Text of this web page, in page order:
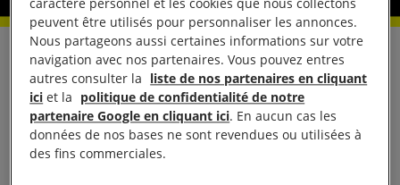
Interpellez la FIFA
et les pays hôtes :
pour une Coupe du
peuvent être utilisés pour personnaliser les annonces.
Nous partageons aussi certaines informations sur votre
navigation avec nos partenaires. Vous pouvez entres
autres consulter la liste de nos partenaires en cliquant
ici et la politique de confidentialité de notre
partenaire Google en cliquant ici. En aucun cas les
données de nos bases ne sont revendues ou utilisées à
des fins commerciales.